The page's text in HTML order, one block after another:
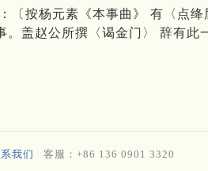
〔按杨元素《本事曲》 有〈点
盖赵公所撰〈谒金门〉 辞有
我们 客服：+86 136 0901 3320